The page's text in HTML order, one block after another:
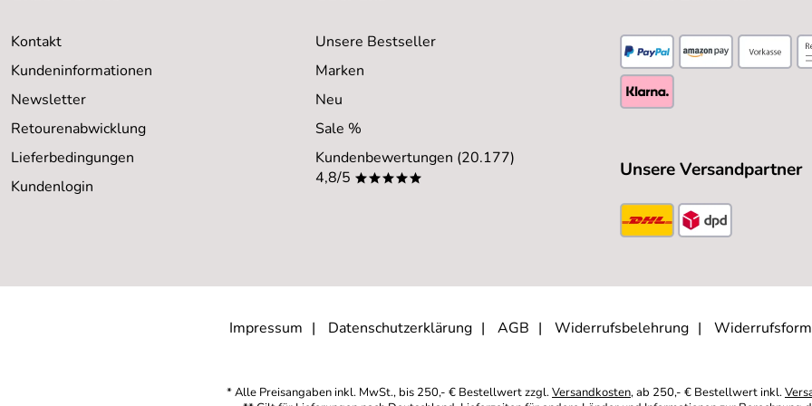
Kontakt
Kundeninformationen
Newsletter
Retourenabwicklung
Lieferbedingungen
Kundenlogin
Unsere Bestseller
Marken
Neu
Sale %
Kundenbewertungen (20.177)
4,8/5 ***** Unsere Versandpartner
Impressum Datenschutzerklärung AGB Widerrufsbelehrung
* Alle Preisangaben inkl. MwSt., bis 250,- € Bestellwert zzgl.Versandkosten, ab 250,- € Bestellwert inkl.